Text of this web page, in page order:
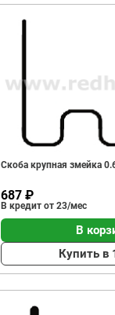
Скоба крупная змейка
687 ₽
В кредит от 23/мес
В
Купить в